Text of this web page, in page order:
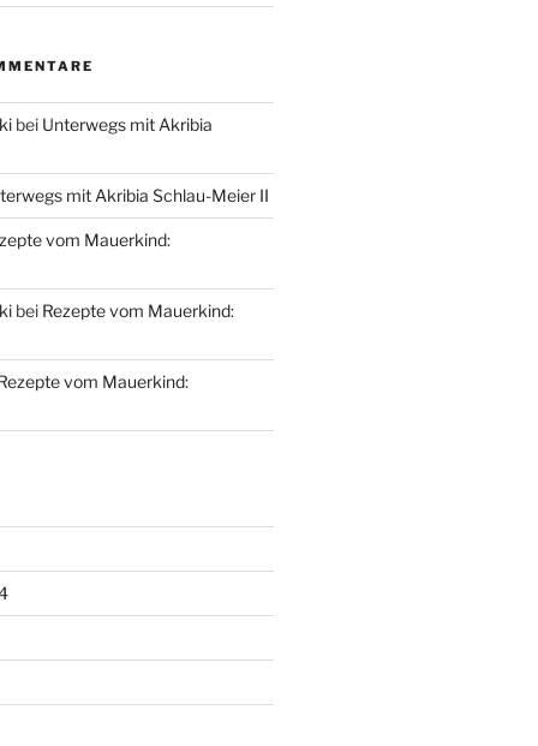
bei Unterwegs mit Akribia
mit Akribia Schlau-Meier II
vom Mauerkind:
bei Rezepte vom Mauerkind:
vom Mauerkind: